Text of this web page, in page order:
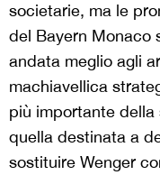
societarie, ma le
del Bayern Monaco
andata meglio agli
machiavellica
più importante
quella destinata a
sostituire Wenger